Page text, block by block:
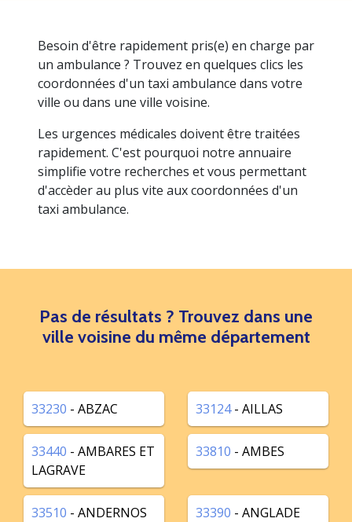
Besoin d'être rapidement pris(e) en charge par
un ambulance ? Trouvez en quelques clics les
coordonnées d'un taxi ambulance dans votre
ville ou dans une ville voisine.
Les urgences médicales doivent être traitées
rapidement. C'est pourquoi notre annuaire
simplifie votre recherches et vous permettant
d'accèder au plus vite aux coordonnées d'un
taxi ambulance.
Pas de résultats ? Trouvez dans une
ville voisine du même département
33230 - ABZAC 33124- AILLAS
33440 - AMBARES ET
LAGRAVE
33810 - AMBES
33510 - ANDERNOS
33390 - ANGLADE